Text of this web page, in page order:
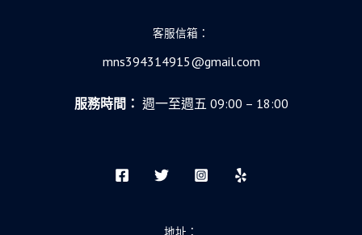
客服信箱：
mns394314915@gmail.com
服務時間： 週一至週五 09:00 – 18:00
地址：